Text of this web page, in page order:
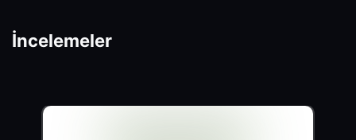
İncelemeler